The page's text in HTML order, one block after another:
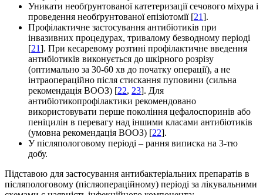
Уникати необґрунтованої катетеризації сечового міхура і
проведення необґрунтованої епізіотомії [21].
Профілактичне застосування антибіотиків при
інвазивних процедурах, тривалому безводному періоді
[21]. При кесаревому розтині профілактичне введення
антибіотиків виконується до шкірного розрізу
(оптимально за 30-60 хв до початку операції), а не
інтраопераційно після стискання пуповини (сильна
рекомендація ВООЗ) [22, 23]. Для
антибіотикопрофілактики рекомендовано
використовувати перше покоління цефалоспоринів або
пеніцилін в перевагу над іншими класами антибіотиків
(умовна рекомендація ВООЗ) [22].
У післяпологовому періоді – рання виписка на 3-тю
добу.
Підставою для застосування антибактеріальних препаратів в
післяпологовому (післяопераційному) періоді за лікувальними